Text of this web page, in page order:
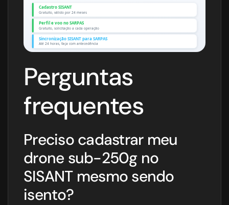
Cadastro SISANT
Gratuito, válido por 24 meses
Perfil e voo no SARPAS
Gratuito, solicitação a cada operação
Sincronização SISANT para SARPAS
Até 24 horas, faça com antecedência
Perguntas
frequentes
Preciso cadastrar meu
drone sub-250g no
SISANT mesmo sendo
isento?